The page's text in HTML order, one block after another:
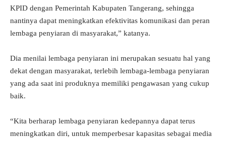
KPID dengan Pemerintah Kabupaten Tangerang, sehingga
nantinya dapat meningkatkan efektivitas komunikasi dan peran
lembaga penyiaran di masyarakat,” katanya.
Dia menilai lembaga penyiaran ini merupakan sesuatu hal yang
dekat dengan masyarakat, terlebih lembaga-lembaga penyiaran
yang ada saat ini produknya memiliki pengawasan yang cukup
baik.
“Kita berharap lembaga penyiaran kedepannya dapat terus
meningkatkan diri, untuk memperbesar kapasitas sebagai media